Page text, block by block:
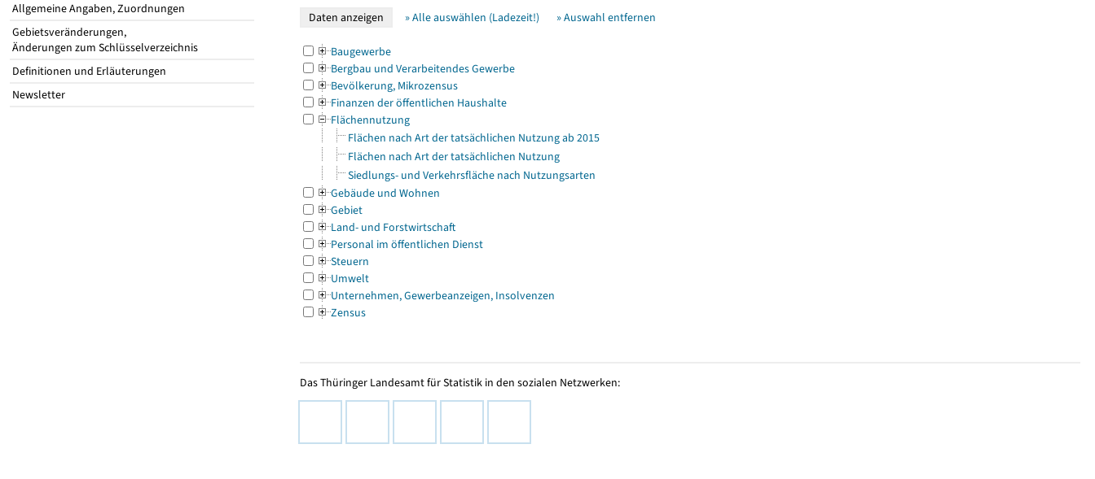
Allgemeine Angaben, Zuordnungen
Gebietsveränderungen,
Änderungen zum Schlüsselverzeichnis
Definitionen und Erläuterungen
Newsletter
» Alle auswählen (Ladezeit!) » Auswahl entfernen
Baugewerbe
Bergbau und Verarbeitendes Gewerbe
Bevölkerung, Mikrozensus
Finanzen der öffentlichen Haushalte
Flächennutzung
Flächen nach Art der tatsächlichen Nutzung ab 2015
Flächen nach Art der tatsächlichen Nutzung
Siedlungs- und Verkehrsfläche nach Nutzungsarten
Gebäude und Wohnen
Gebiet
Land- und Forstwirtschaft
Personal im öffentlichen Dienst
Steuern
Umwelt
Unternehmen, Gewerbeanzeigen, Insolvenzen
Zensus
Das Thüringer Landesamt für Statistik in den sozialen Netzwerken: